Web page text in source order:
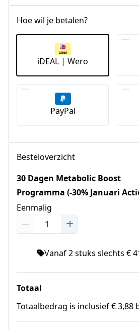
Hoe wil je betalen?
iDEAL | Wero
PayPal
Besteloverzicht
30 Dagen Metabolic Boost
Programma (-30% Januari
Eenmalig
Vanaf 2 stuks slechts €
Totaal
Totaalbedrag is inclusief € 3,88